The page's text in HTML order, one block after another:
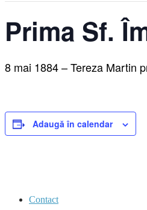
Prima Sf.
8 mai 1884 – Tereza Martin
Adaugă în calendar
Contact